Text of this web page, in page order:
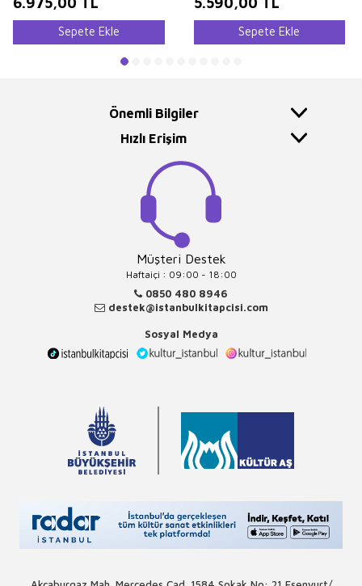
Sepete Ekle Sepete Ekle
Önemli Bilgiler
Hızlı Erişim
Müşteri Destek
Haftaiçi : 09:00 - 18:00
0850 480 8946
destek@istanbulkitapcisi.com
Sosyal Medya